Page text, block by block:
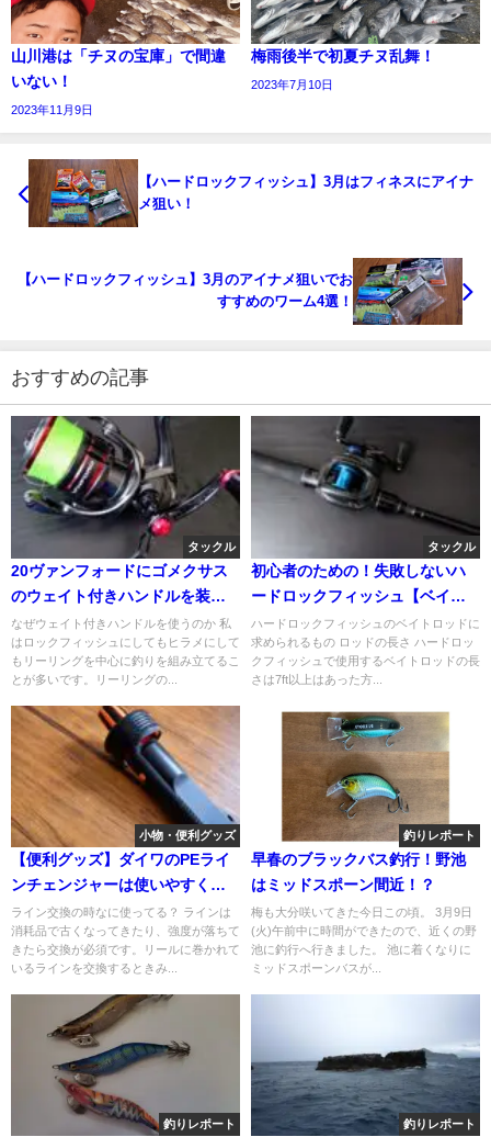
山川港は「チヌの宝庫」で間違
いない！
2023年11月9日
梅雨後半で初夏チヌ乱舞！
2023年7月10日
【ハードロックフィッシュ】3月はフィネスにアイナ
メ狙い！
【ハードロックフィッシュ】3月のアイナメ狙いでお
すすめのワーム4選！
おすすめの記事
タックル
20ヴァンフォードにゴメクサス
のウェイト付きハンドルを装
着！
なぜウェイト付きハンドルを使うのか 私
はロックフィッシュにしてもヒラメにして
もリーリングを中心に釣りを組み立てるこ
とが多いです。リーリングの...
タックル
初心者のための！失敗しないハ
ードロックフィッシュ【ベイト
ロッド編】
ハードロックフィッシュのベイトロッドに
求められるもの ロッドの長さ ハードロッ
クフィッシュで使用するベイトロッドの長
さは7ft以上はあった方...
小物・便利グッズ
【便利グッズ】ダイワのPEライ
ンチェンジャーは使いやすくて
便利！
ライン交換の時なに使ってる？ ラインは
消耗品で古くなってきたり、強度が落ちて
きたら交換が必須です。リールに巻かれて
いるラインを交換するときみ...
釣りレポート
早春のブラックバス釣行！野池
はミッドスポーン間近！？
梅も大分咲いてきた今日この頃。 3月9日
(火)午前中に時間ができたので、近くの野
池に釣行へ行きました。 池に着くなりに
ミッドスポーンバスが...
釣りレポート 釣りレポート